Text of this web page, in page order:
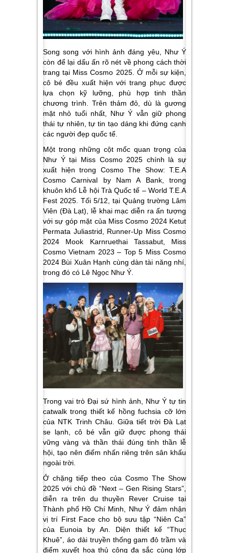
Song song với hình ảnh đáng yêu, Như Ý
còn để lại dấu ấn rõ nét về phong cách thời
trang tại Miss Cosmo 2025. Ở mỗi sự kiện,
cô bé đều xuất hiện với trang phục được
lựa chọn kỹ lưỡng, phù hợp tinh thần
chương trình. Trên thảm đỏ, dù là gương
mặt nhỏ tuổi nhất, Như Ý vẫn giữ phong
thái tự nhiên, tự tin tạo dáng khi đứng cạnh
các người đẹp quốc tế.
Một trong những cột mốc quan trọng của
Như Ý tại Miss Cosmo 2025 chính là sự
xuất hiện trong Cosmo The Show: T.E.A
Cosmo Carnival by Nam A Bank, trong
khuôn khổ Lễ hội Trà Quốc tế – World T.E.A
Fest 2025. Tối 5/12, tại Quảng trường Lâm
Viên (Đà Lạt), lễ khai mạc diễn ra ấn tượng
với sự góp mặt của Miss Cosmo 2024 Ketut
Permata Juliastrid, Runner-Up Miss Cosmo
2024 Mook Karnruethai Tassabut, Miss
Cosmo Vietnam 2023 – Top 5 Miss Cosmo
2024 Bùi Xuân Hạnh cùng dàn tài năng nhí,
trong đó có Lê Ngọc Như Ý.
Trong vai trò Đại sứ hình ảnh, Như Ý tự tin
catwalk trong thiết kế hồng fuchsia cỡ lớn
của NTK Trinh Châu. Giữa tiết trời Đà Lạt
se lạnh, cô bé vẫn giữ được phong thái
vững vàng và thần thái đúng tinh thần lễ
hội, tạo nên điểm nhấn riêng trên sân khấu
ngoài trời.
Ở chặng tiếp theo của Cosmo The Show
2025 với chủ đề “Next – Gen Rising Stars”,
diễn ra trên du thuyền Rever Cruise tại
Thành phố Hồ Chí Minh, Như Ý đảm nhận
vị trí First Face cho bộ sưu tập “Niên Ca”
của Eunoia by An. Diện thiết kế “Thục
Khuê”, áo dài truyền thống gam đỏ trầm và
điểm xuyết hoa thủ công đa sắc cùng lớp